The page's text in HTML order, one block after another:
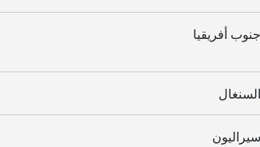
جنوب أفريقيا
السنغال
سيراليون